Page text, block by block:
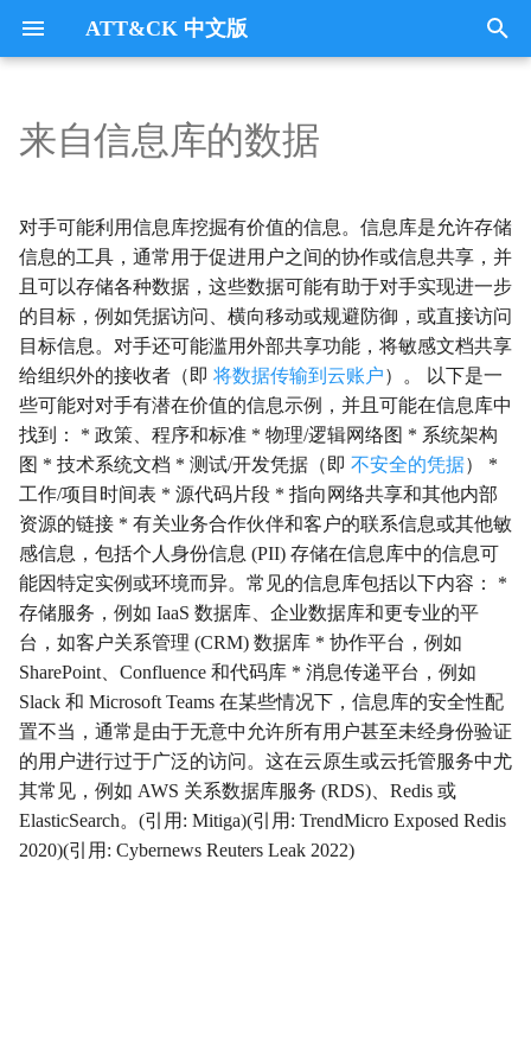
ATT&CK 中文版
始
搜
索
Tactics Collection
CommandandControl
CredentialAccess
DefenseEvasion
Discovery
Execution
Exfiltration
Impact
InitialAccess
LateralMovement
Persistence
PrivilegeEscalation
Reconnaissance
收集
指挥与控制
凭证访问
防御逃避
发现
执行
数据外传
影响
初始访问
横向移动
持久性
权限提升
侦察
来自信息库的数据
对手可能利用信息库挖掘有价值的信息。信息库是允许存储
信息的工具，通常用于促进用户之间的协作或信息共享，并
且可以存储各种数据，这些数据可能有助于对手实现进一步
的目标，例如凭据访问、横向移动或规避防御，或直接访问
目标信息。对手还可能滥用外部共享功能，将敏感文档共享
给组织外的接收者（即 将数据传输到云账户）。 以下是一
些可能对对手有潜在价值的信息示例，并且可能在信息库中
找到： * 政策、程序和标准 * 物理/逻辑网络图 * 系统架构
图 * 技术系统文档 * 测试/开发凭据（即 不安全的凭据） *
工作/项目时间表 * 源代码片段 * 指向网络共享和其他内部
资源的链接 * 有关业务合作伙伴和客户的联系信息或其他敏
感信息，包括个人身份信息 (PII) 存储在信息库中的信息可
能因特定实例或环境而异。常见的信息库包括以下内容： *
存储服务，例如 IaaS 数据库、企业数据库和更专业的平
台，如客户关系管理 (CRM) 数据库 * 协作平台，例如
SharePoint、Confluence 和代码库 * 消息传递平台，例如
Slack 和 Microsoft Teams 在某些情况下，信息库的安全性配
置不当，通常是由于无意中允许所有用户甚至未经身份验证
的用户进行过于广泛的访问。这在云原生或云托管服务中尤
其常见，例如 AWS 关系数据库服务 (RDS)、Redis 或
ElasticSearch。(引用: Mitiga)(引用: TrendMicro Exposed Redis
2020)(引用: Cybernews Reuters Leak 2022)